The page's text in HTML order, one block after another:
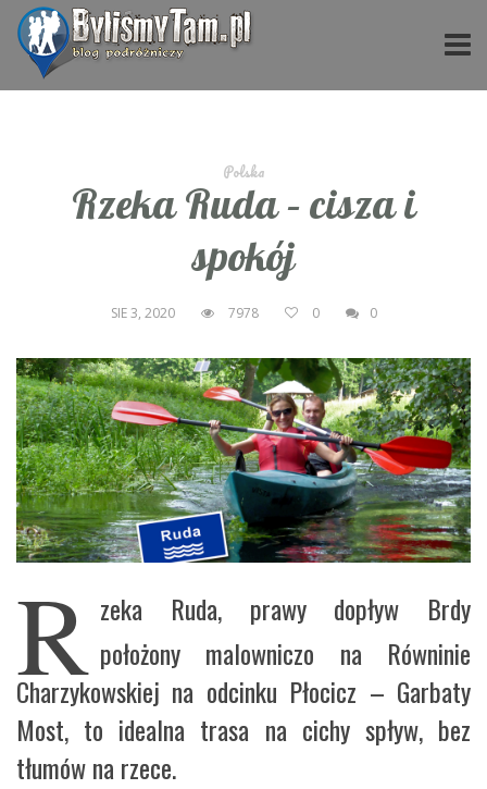
Polska
Rzeka Ruda – cisza i
spokój
SIE 3, 2020 7978 0 0
R zeka Ruda, prawy dopływ Brdy
położony malowniczo na Równinie
Charzykowskiej na odcinku Płocicz – Garbaty
Most, to idealna trasa na cichy spływ, bez
tłumów na rzece.